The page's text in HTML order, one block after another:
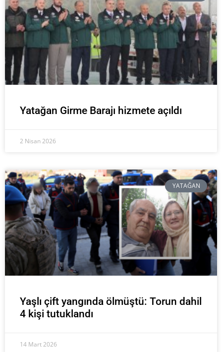
Yatağan Girme Barajı hizmete açıldı
2 Nisan 2026
YATAĞAN
Yaşlı çift yangında ölmüştü: Torun dahil
4 kişi tutuklandı
14 Mart 2026